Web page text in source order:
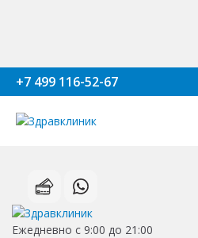
+7 499 116-52-67
Ежедневно с 9:00 до 21:00